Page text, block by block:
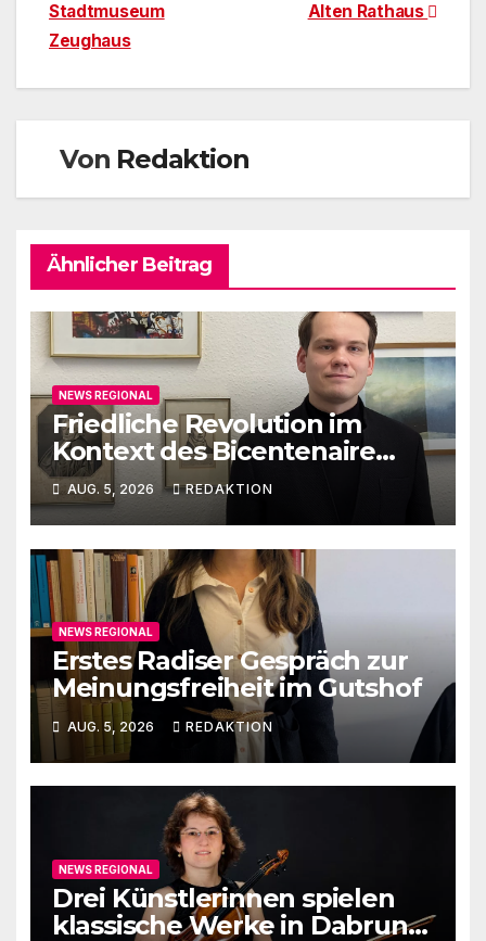
Alten Rathaus
Stadtmuseum
Zeughaus
Von Redaktion
Ähnlicher Beitrag
NEWS REGIONAL
Friedliche Revolution im
Kontext des Bicentenaire
1789-1989
AUG. 5, 2026 REDAKTION
NEWS REGIONAL
Erstes Radiser Gespräch zur
Meinungsfreiheit im Gutshof
AUG. 5, 2026 REDAKTION
NEWS REGIONAL
Drei Künstlerinnen spielen
klassische Werke in Dabruner